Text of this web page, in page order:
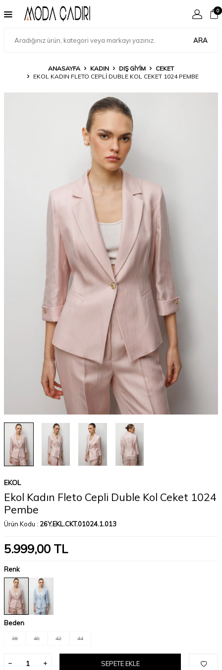
ARA
0
ANASAYFA KADIN DIŞ GIYIM
CEKET
EKOL KADIN FLETO CEPLI DUBLE KOL CEKET 1024 PEMBE
EKOL
Ekol Kadın Fleto Cepli Duble Kol Ceket 1024
Pembe
Ürün Kodu : 26Y.EKL.CKT.01024.1.013
5.999,00 TL
Renk
Beden
38 40 42 44
SEPETE EKLE